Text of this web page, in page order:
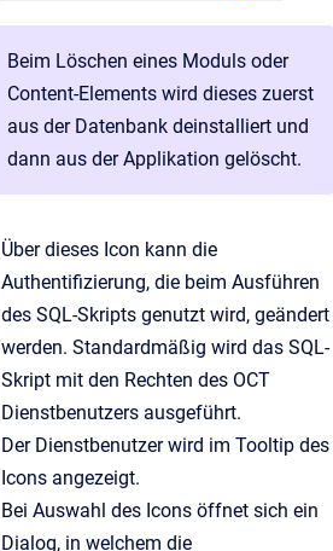
Beim Löschen eines Moduls oder
Content-Elements wird dieses zuerst
aus der Datenbank deinstalliert und
dann aus der Applikation gelöscht.
Über dieses Icon kann die
Authentifizierung, die beim Ausführen
des SQL-Skripts genutzt wird, geändert
werden. Standardmäßig wird das SQL-
Skript mit den Rechten des OCT
Dienstbenutzers ausgeführt.
Der Dienstbenutzer wird im Tooltip des
Icons angezeigt.
Bei Auswahl des Icons öffnet sich ein
Dialog, in welchem die